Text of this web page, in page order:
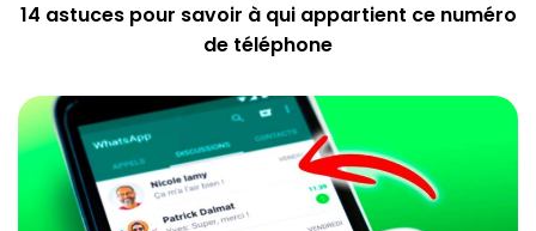
14 astuces pour savoir à qui appartient ce numéro
de téléphone